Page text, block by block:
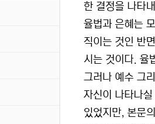
한 결정을 나타
율법과 은혜는
직이는 것인 반
시는 것이다. 율
그러나 예수 그
자신이 나타나
있었지만, 본문